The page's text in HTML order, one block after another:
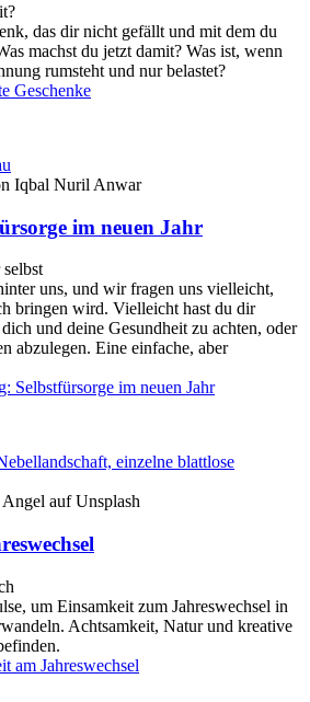
das dir nicht gefällt und mit dem du
machst du jetzt damit? Was ist, wenn
rumsteht und nur belastet?
Geschenke
Iqbal Nuril Anwar
im neuen Jahr
uns, und wir fragen uns vielleicht,
bringen wird. Vielleicht hast du dir
und deine Gesundheit zu achten, oder
abzulegen. Eine einfache, aber
Selbstfürsorge im neuen Jahr
auf Unsplash
um Einsamkeit zum Jahreswechsel in
Achtsamkeit, Natur und kreative
am Jahreswechsel